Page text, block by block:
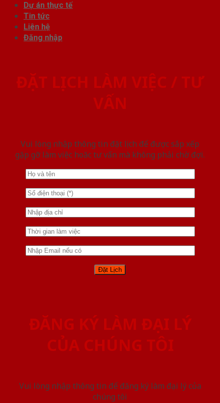
Dự án thực tế
Tin tức
Liên hệ
Đăng nhập
ĐẶT LỊCH LÀM VIỆC / TƯ
VẤN
Vui lòng nhập thông tin đặt lịch để được sắp xếp
gặp gỡ làm việc hoăc tư vấn mà không phải chờ đợi.
ĐĂNG KÝ LÀM ĐẠI LÝ
CỦA CHÚNG TÔI
Vui lòng nhập thông tin để đăng ký làm đại lý của
chúng tôi